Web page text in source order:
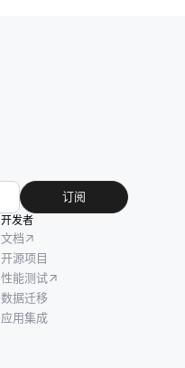
订阅
开发者
文档
开源项目
性能测试
数据迁移
应用集成